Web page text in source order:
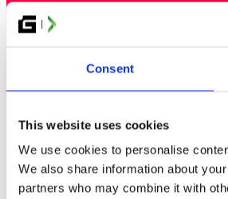
Consent
This website uses cookies
We use cookies to personalise
We also share information about
partners who may combine it with
GLITCHED